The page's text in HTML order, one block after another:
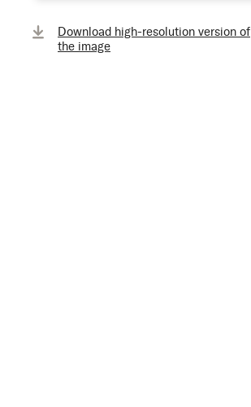
Download high-resolution version of
the image